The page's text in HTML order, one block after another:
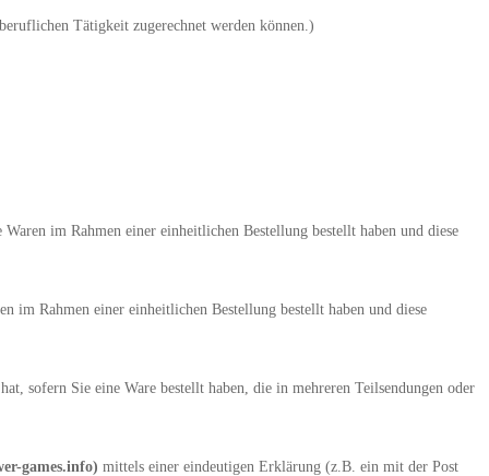
Tätigkeit zugerechnet werden können.)
im Rahmen einer einheitlichen Bestellung bestellt haben und diese
im Rahmen einer einheitlichen Bestellung bestellt haben und diese
sofern Sie eine Ware bestellt haben, die in mehreren Teilsendungen oder
games.info) mittels einer eindeutigen Erklärung (z.B. ein mit der Post